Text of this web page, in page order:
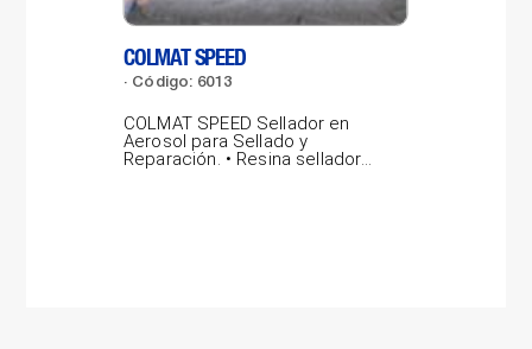
COLMAT SPEED
Código: 6013
COLMAT SPEED Sellador en
Aerosol para Sellado y
Reparación. • Resina selladora